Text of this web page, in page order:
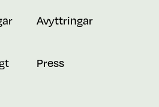
Avyttringar
Press